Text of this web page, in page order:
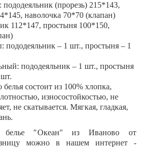
пододеяльник (прорезь) 215*143,
наволочка 70*70 (клапан)
112*147, простыня 100*150,
пододеяльник – 1 шт., простыня – 1
– 1 шт., простыня
состоит из 100% хлопка,
износостойкостью, не
не скатывается. Мягкая, гладкая,
белье "Океан" из Иваново от
можно в нашем интернет -